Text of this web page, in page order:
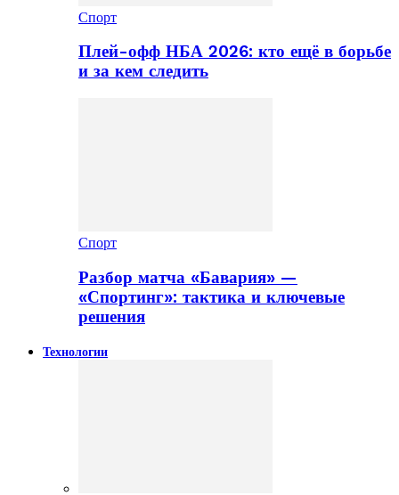
Спорт
Плей-офф НБА 2026: кто ещё в борьбе
и за кем следить
Спорт
Разбор матча «Бавария» —
«Спортинг»: тактика и ключевые
решения
Технологии